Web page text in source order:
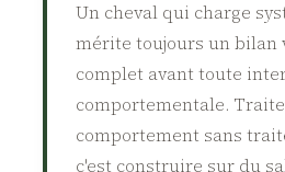
Un cheval qui charge
mérite toujours un bilan
complet avant toute
comportementale.
comportement sans
c'est construire sur du